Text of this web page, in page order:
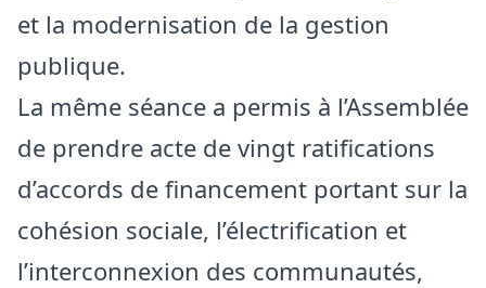
et la modernisation de la gestion
publique.
La même séance a permis à l’Assemblée
de prendre acte de vingt ratifications
d’accords de financement portant sur la
cohésion sociale, l’électrification et
l’interconnexion des communautés,